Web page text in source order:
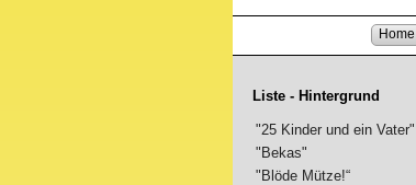
Home
Liste - Hintergrund
"25 Kinder und ein Vater"
"Bekas"
"Blöde Mütze!“